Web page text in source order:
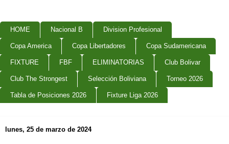
HOME Nacional B Division Profesional
Copa America Copa Libertadores Copa Sudamericana
FIXTURE FBF ELIMINATORIAS Club Bolivar
Club The Strongest Selección Boliviana Torneo 2026
Tabla de Posiciones 2026 Fixture Liga 2026
lunes, 25 de marzo de 2024